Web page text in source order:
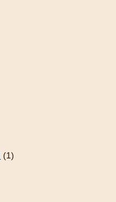
(1)